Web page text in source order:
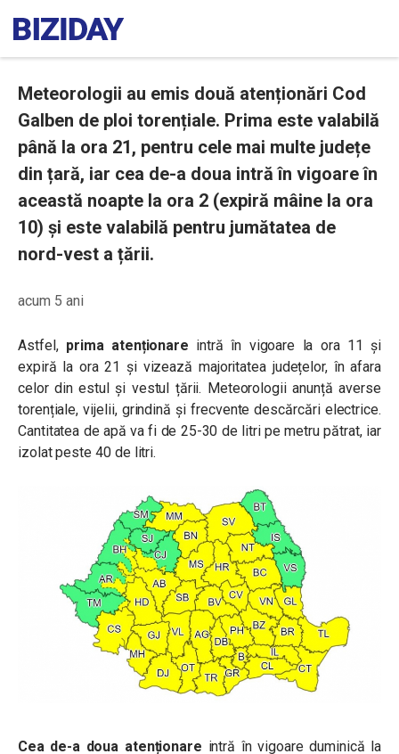
Meteorologii au emis două atenționări Cod
Galben de ploi torențiale. Prima este valabilă
până la ora 21, pentru cele mai multe județe
din țară, iar cea de-a doua intră în vigoare în
această noapte la ora 2 (expiră mâine la ora
10) și este valabilă pentru jumătatea de
nord-vest a țării.
acum 5 ani
Astfel, prima atenționare intră în vigoare la ora 11 și
expiră la ora 21 și vizează majoritatea județelor, în afara
celor din estul și vestul țării. Meteorologii anunță averse
torențiale, vijelii, grindină și frecvente descărcări electrice.
Cantitatea de apă va fi de 25-30 de litri pe metru pătrat, iar
izolat peste 40 de litri.
Cea de-a doua atenționare intră în vigoare duminică la